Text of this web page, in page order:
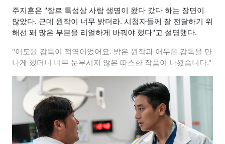
주지훈은 "장르 특성상 사람 생명이 왔다 갔다 하는 장면이
많았다. 근데 원작이 너무 밝더라. 시청자들께 잘 전달하기 위
해선 꽤 많은 부분을 리얼하게 바꿔야 했다"고 설명했다.
"이도윤 감독이 적역이었어요. 밝은 원작과 어두운 감독을 만
나게 했더니 너무 눈부시지 않은 따스한 작품이 나왔습니다."